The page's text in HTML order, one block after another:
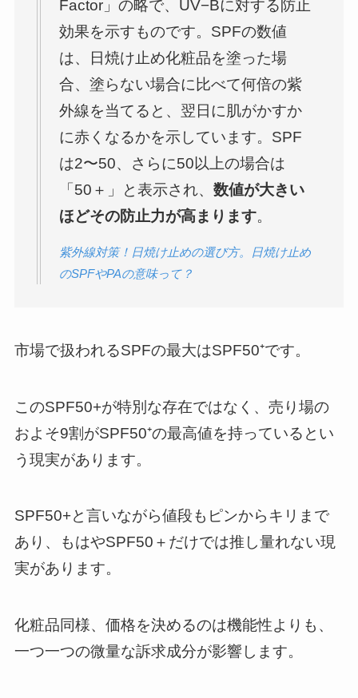
Factor」の略で、UV−Bに対する防止
効果を示すものです。SPFの数値
は、日焼け止め化粧品を塗った場
合、塗らない場合に比べて何倍の紫
外線を当てると、翌日に肌がかすか
に赤くなるかを示しています。SPF
は2〜50、さらに50以上の場合は
「50＋」と表示され、数値が大きい
ほどその防止力が高まります。
紫外線対策！日焼け止めの選び方。日焼け止め
のSPFやPAの意味って？
市場で扱われるSPFの最大はSPF50⁺です。
このSPF50+が特別な存在ではなく、売り場の
およそ9割がSPF50⁺の最高値を持っているとい
う現実があります。
SPF50+と言いながら値段もピンからキリまで
あり、もはやSPF50＋だけでは推し量れない現
実があります。
化粧品同様、価格を決めるのは機能性よりも、
一つ一つの微量な訴求成分が影響します。